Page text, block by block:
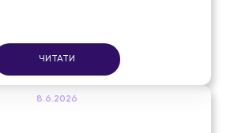
ЧИТАТИ
8.6.2026